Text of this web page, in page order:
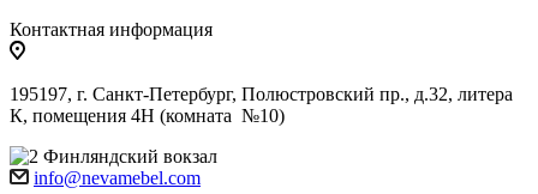
Контактная информация
195197, г. Санкт-Петербург, Полюстровский пр., д.32, литера
К, помещения 4Н (комната №10)
Финляндский вокзал
info@nevamebel.com